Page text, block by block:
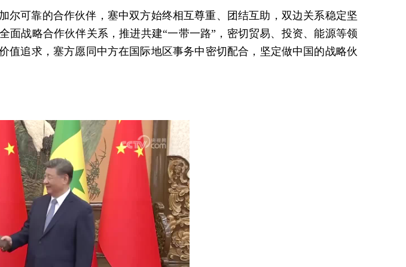
可靠的合作伙伴，塞中双方始终相互尊重、团结互助，双边关系稳定坚
战略合作伙伴关系，推进共建“一带一路”，密切贸易、投资、能源等领
追求，塞方愿同中方在国际地区事务中密切配合，坚定做中国的战略伙